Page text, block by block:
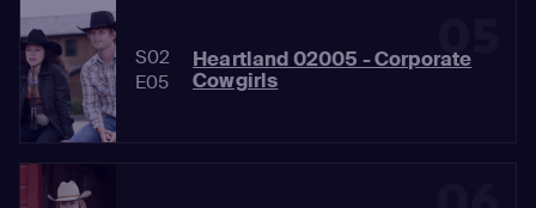
05
S02
E05
Heartland 02005 - Corporate
Cowgirls